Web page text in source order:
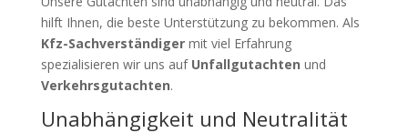
hilft Ihnen, die beste Unterstützung zu bekommen. Als
Kfz-Sachverständigermit viel Erfahrung
spezialisieren wir uns auf Unfallgutachten und
Verkehrsgutachten.
Unabhängigkeit und Neutralität